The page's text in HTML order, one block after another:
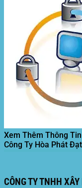
Xem Thêm Thông
Công Ty Hòa Phát Đạt
CÔNG TY TNHH